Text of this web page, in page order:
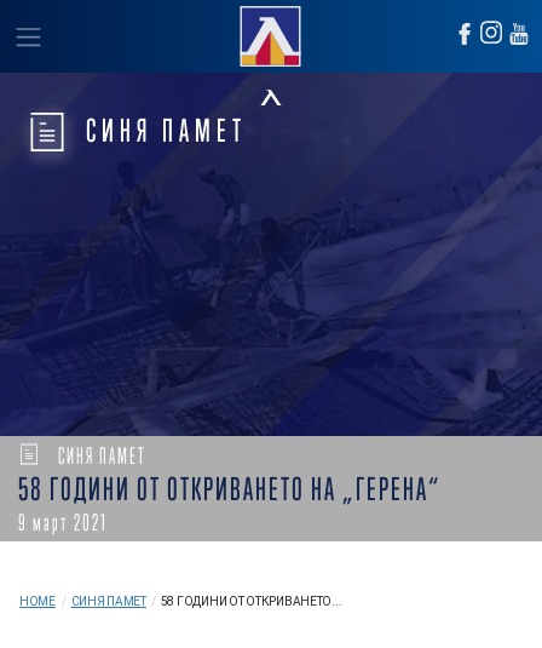
СИНЯ ПАМЕТ
СИНЯ ПАМЕТ
58 ГОДИНИ ОТ ОТКРИВАНЕТО НА „ГЕРЕНА“
9 март 2021
HOME / СИНЯ ПАМЕТ / 58 ГОДИНИ ОТ ОТКРИВАНЕТО...